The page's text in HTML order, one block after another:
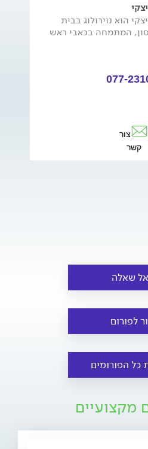
הוא נוירולוג בבית
המתמחה בכאבי ראש
077-
צור
קשר
שאלה
לפורום
כל הפורומים
מקצועיים